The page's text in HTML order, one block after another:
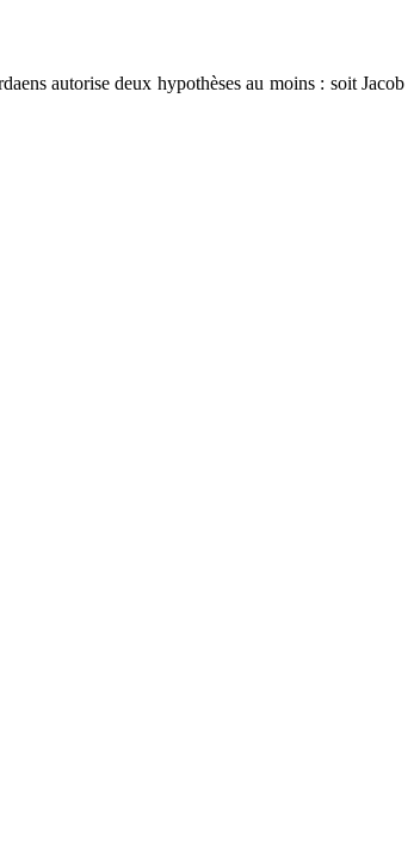
autorise deux hypothèses au moins : soit Jacob